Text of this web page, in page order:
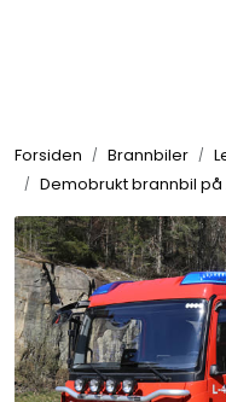
Forsiden Brannbiler
Demobrukt brannbil
Produkter
Reservedeler
Nyheter
Om oss